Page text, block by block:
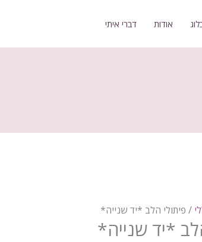
אודות דברי איתי
/ פיתולי הלב *יד שנייה*
*יד שנייה*